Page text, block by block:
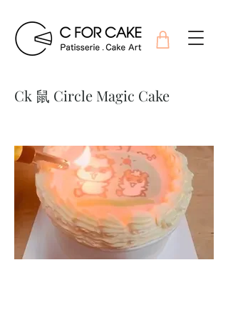
Ck 鼠 Circle Magic Cake